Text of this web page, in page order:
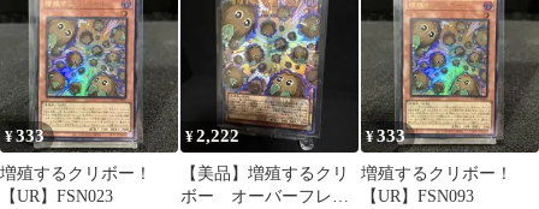
¥333
増殖するクリボー！
【UR】FSN023
¥2,222
【美品】増殖するクリ
ボー オーバーフレー
¥333
増殖するクリボー！
【UR】FSN093